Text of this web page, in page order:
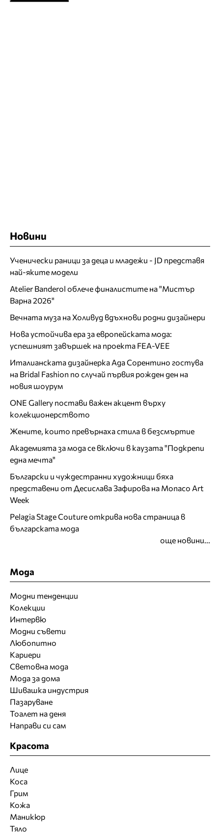
Новини
Ученически раници за деца и младежи - JD представя
най-яките модели
Atelier Banderol облече финалистите на "Мистър
Варна 2026"
Вечната муза на Холивуд вдъхнови родни дизайнери
Нова устойчива ера за европейската мода:
успешният завършек на проекта FEA-VEE
Италианската дизайнерка Ада Сорентино гостува
на Bridal Fashion по случай първия рожден ден на
новия шоурум
ONE Gallery постави важен акцент върху
колекционерството
Жените, които превърнаха стила в безсмъртие
Академията за мода се включи в каузата "Подкрепи
една мечта"
Български и чуждестранни художници бяха
представени от Десислава Зафирова на Monaco Art
Week
Pelagia Stage Couture открива нова страница в
българската мода
още новини...
Мода
Модни тенденции
Колекции
Интервю
Модни съвети
Любопитно
Кариери
Световна мода
Мода за дома
Шивашка индустрия
Пазаруване
Тоалет на деня
Направи си сам
Красота
Лице
Коса
Грим
Кожа
Маникюр
Тяло